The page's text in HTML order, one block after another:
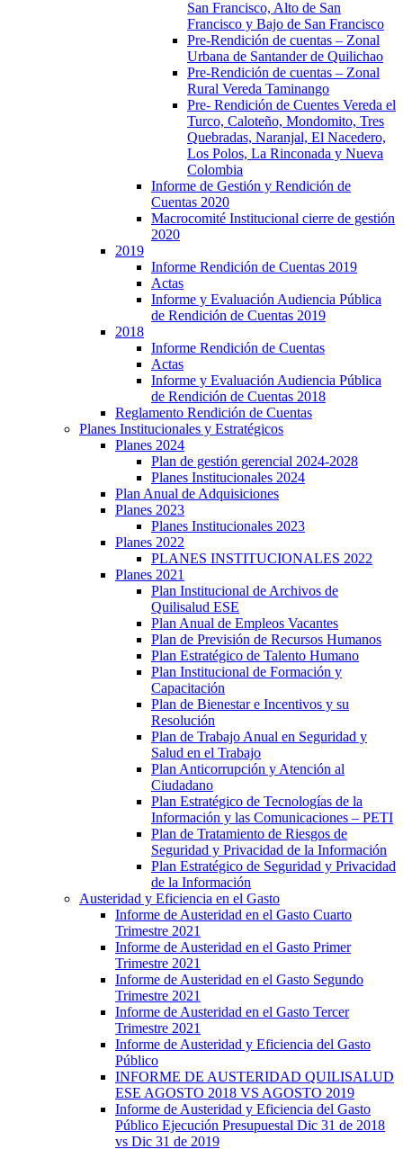
San Francisco, Alto de San
Francisco y Bajo de San Francisco
Pre-Rendición de cuentas – Zonal
Urbana de Santander de Quilichao
Pre-Rendición de cuentas – Zonal
Rural Vereda Taminango
Pre- Rendición de Cuentes Vereda el
Turco, Caloteño, Mondomito, Tres
Quebradas, Naranjal, El Nacedero,
Los Polos, La Rinconada y Nueva
Colombia
Informe de Gestión y Rendición de
Cuentas 2020
Macrocomité Institucional cierre de gestión
2020
2019
Informe Rendición de Cuentas 2019
Actas
Informe y Evaluación Audiencia Pública
de Rendición de Cuentas 2019
2018
Informe Rendición de Cuentas
Actas
Informe y Evaluación Audiencia Pública
de Rendición de Cuentas 2018
Reglamento Rendición de Cuentas
Planes Institucionales y Estratégicos
Planes 2024
Plan de gestión gerencial 2024-2028
Planes Institucionales 2024
Plan Anual de Adquisiciones
Planes 2023
Planes Institucionales 2023
Planes 2022
PLANES INSTITUCIONALES 2022
Planes 2021
Plan Institucional de Archivos de
Quilisalud ESE
Plan Anual de Empleos Vacantes
Plan de Previsión de Recursos Humanos
Plan Estratégico de Talento Humano
Plan Institucional de Formación y
Capacitación
Plan de Bienestar e Incentivos y su
Resolución
Plan de Trabajo Anual en Seguridad y
Salud en el Trabajo
Plan Anticorrupción y Atención al
Ciudadano
Plan Estratégico de Tecnologías de la
Información y las Comunicaciones – PETI
Plan de Tratamiento de Riesgos de
Seguridad y Privacidad de la Información
Plan Estratégico de Seguridad y Privacidad
de la Información
Austeridad y Eficiencia en el Gasto
Informe de Austeridad en el Gasto Cuarto
Trimestre 2021
Informe de Austeridad en el Gasto Primer
Trimestre 2021
Informe de Austeridad en el Gasto Segundo
Trimestre 2021
Informe de Austeridad en el Gasto Tercer
Trimestre 2021
Informe de Austeridad y Eficiencia del Gasto
Público
INFORME DE AUSTERIDAD QUILISALUD
ESE AGOSTO 2018 VS AGOSTO 2019
Informe de Austeridad y Eficiencia del Gasto
Público Ejecución Presupuestal Dic 31 de 2018
vs Dic 31 de 2019